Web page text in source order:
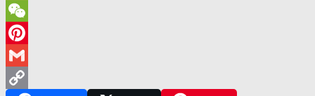
Line
WeChat
Pinterest
Gmail